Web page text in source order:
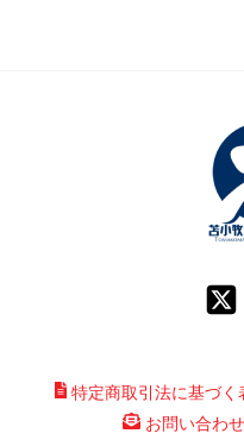
特定商取引法に基づく
お問い合わせ